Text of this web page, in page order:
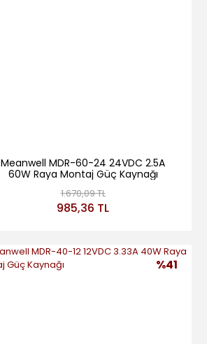
Meanwell MDR-60-24 24VDC 2.5A
60W Raya Montaj Güç Kaynağı
1.670,09 TL
985,36 TL
%41